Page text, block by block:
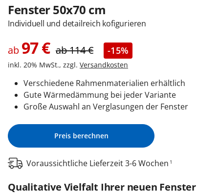
Anmelden / Registrieren
Fenster 50x70 cm
Individuell und detailreich kofigurieren
ab 97€ ab114€ -15%
inkl. 20% MwSt., zzgl. Versandkosten
Verschiedene Rahmenmaterialien erhältlich
Gute Wärmedämmung bei jeder Variante
Große Auswahl an Verglasungen der Fenster
Preis berechnen
Voraussichtliche Lieferzeit 3-6 Wochen 1
Qualitative Vielfalt Ihrer neuen Fenster